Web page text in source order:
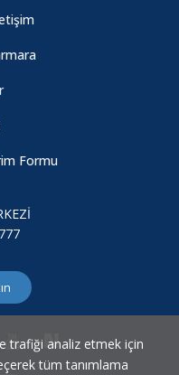
Veriler ve
Gizli Kalmış Bilgileri
Altında Bağdat’ın
ve Çerçevesel
Formu
trafiği analiz etmek için
tüm tanımlama